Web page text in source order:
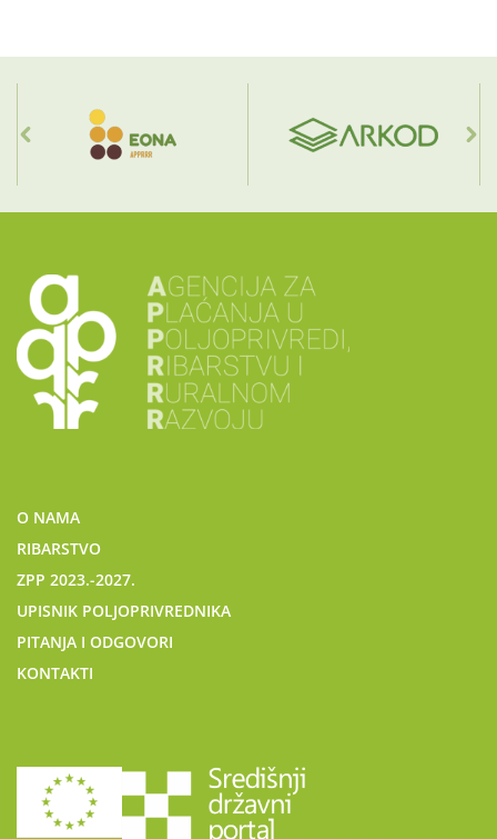
O NAMA
RIBARSTVO
ZPP 2023.-2027.
UPISNIK POLJOPRIVREDNIKA
PITANJA I ODGOVORI
KONTAKTI